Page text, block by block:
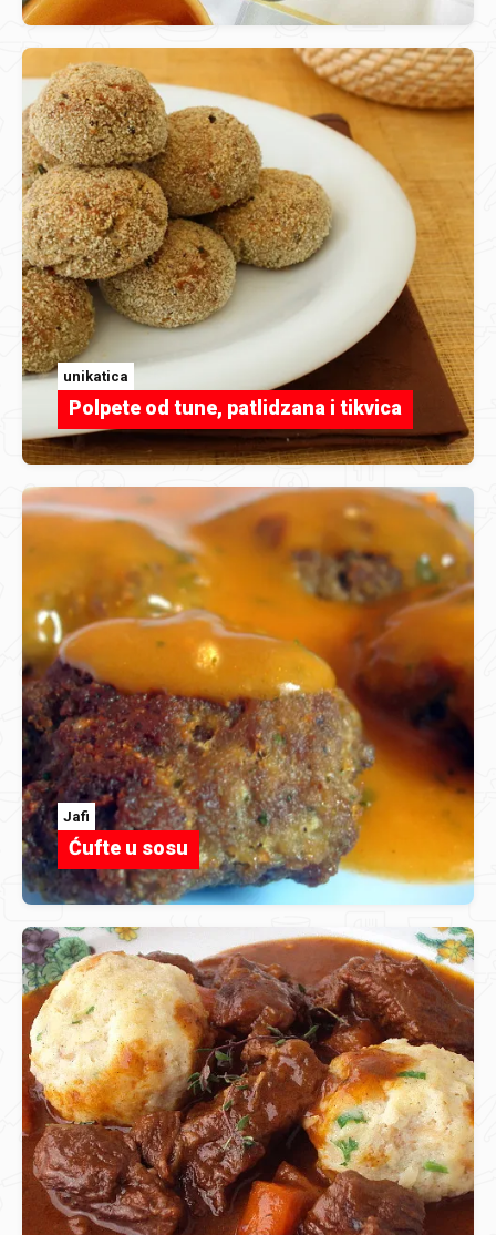
unikatica
Polpete od tune, patlidzana i tikvica
Jafi
Ćufte u sosu